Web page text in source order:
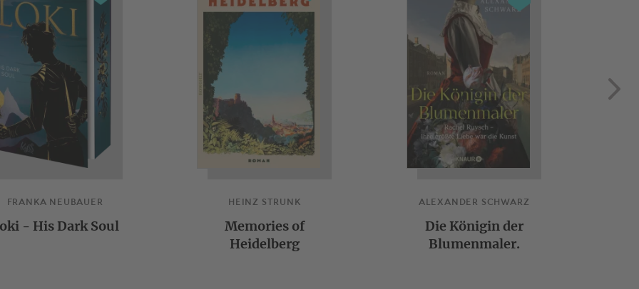
FRANKA NEUBAUER
- His Dark Soul
HEINZ STRUNK
Memories of
Heidelberg
ALEXANDER SCHWARZ
Die Königin der
Blumenmaler.